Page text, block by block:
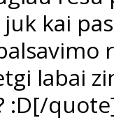
kai
labai
:D[/